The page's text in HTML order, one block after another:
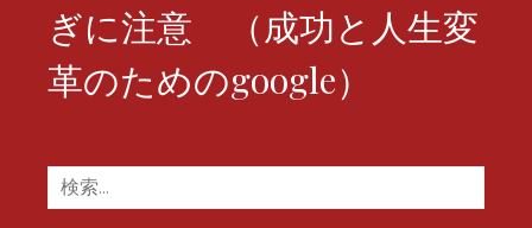
ぎに注意 （成功と人生変
革のためのgoogle）
検
索: